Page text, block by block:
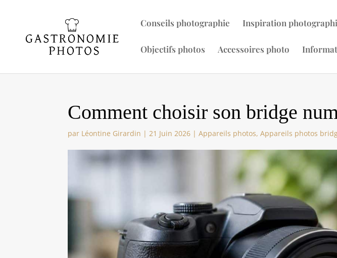
Conseils photographie Inspiration
Objectifs photos Accessoires photo
Comment choisir son bridge
par Léontine Girardin |21 Juin 2026 |Appareils photos,Appareils photos